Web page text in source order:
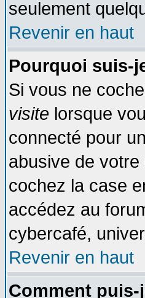
seulement
Revenir en haut
Pourquoi suis-
Si vous ne
visite lorsque
connecté pour
abusive de
cochez la case
accédez au
cybercafé,
Revenir en haut
Comment